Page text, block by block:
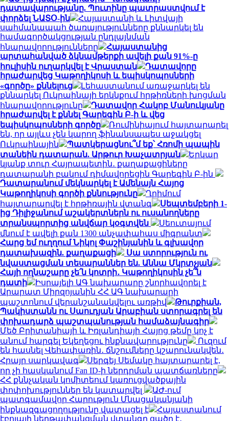
դատավարությանը. Պուտինը պատրաստվում է
փորձել ՆԱՏՕ-ին
Հայաստանի և Լիտվայի
սահմանապահ ծառայությունները քննարկել են
համագործակցության ընդլայնման
հնարավորությունները
Հայաստանից
արտահանված ձկնամթերքի ավելի քան 91%-ը
հուլիսին ուղարկվել է Վրաստան
Դատավորը
հրաժարվեց Կաթողիկոսի և եպիսկոպոսների
«գործը» քննելուց
Լեհաստանում առաջարկել են
քննարկել Ուկրաինայի երկնքում հրթիռների խոցման
հնարավորությունը
Դատավոր Հակոբ Մանուկյանը
հրաժարվել է քննել Գարեգին Բ-ի և վեց
եպիսկոպոսների գործը
Ռումինիայում հայտարարել
են, որ այլևս չեն կարող ֆինանսապես աջակցել
Ուկրաինային
Պատկերացնու՞մ եք՝ Հռոմի պապին
տանեին դատարան. Արթուր Խաչատրյան
Երկար
կյանք տուր Հայրապետին․ քաղաքացիները
դատարանի բակում դիմավորեցին Գարեգին Բ-ին
Դատարանում մեկնարկել է Ամենայն Հայոց
Կաթողիկոսի գործի քննությունը
Ղրիմում
հայտարարվել է հրթիռային վտանգ
Սեպտեմբերի 1-
ից Դիլիջանում աշակերտներն ու ուսանողները
տրանսպորտից անվճար կօգտվեն
Սեուտայում
մնում է ավելի քան 1300 անչափահաս միգրանտ
Հարց եմ ուղղում Նիկոլ Փաշինյանին և գլխավոր
դատախազին. քաղաքացի
Սա ստորություն ու
նվաստացման տեսարաններ են. Աննա Մկրտչյան
Հայի ողնաշարը չե՛ն կոտրի․ Կաթողիկոսին չե՞ն
դատի
Իսրայելի ԱԳ նախարարը շնորհավորել է
Արարատ Միրզոյանին ՀՀ ԱԳ նախարարի
պաշտոնում վերանշանակվելու առթիվ
Թուրքիան,
Պակիստանն ու Սաուդյան Արաբիան ստորագրել են
փոխադարձ պաշտպանության համաձայնագիր
Մեծ Բրիտանիայի և Իռլանդիայի Հայոց թեմը կոչ է
անում հարգել Եկեղեցու ինքնավարությունը
Ուզում
են հասնել Վեհափառին․ ճնշումները կշարունակվեն․
Հրայր սարկավագ
Սերգեյ Սեմակը հայտարարել է,
որ չի հասկանում Fan ID-ի ներդրման պատճառները
ՀՀ քննչական կոմիտեում կառուցվածքային
փոփոխություններ են կատարվել
ԱԺ-ում
պատգամավոր Հարություն Մնացականյանի
ինքնազգացողությունը վատացել է
Հայաստանում
էբոլայի ներթափանցման վտանգը ցածր է․